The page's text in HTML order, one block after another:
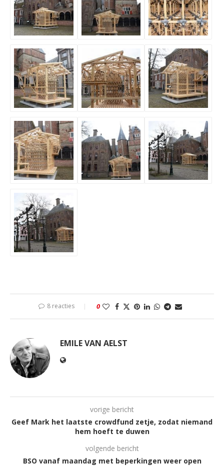
8 reacties 0
EMILE VAN AELST
vorige bericht
Geef Mark het laatste crowdfund zetje, zodat niemand
hem hoeft te duwen
volgende bericht
BSO vanaf maandag met beperkingen weer open